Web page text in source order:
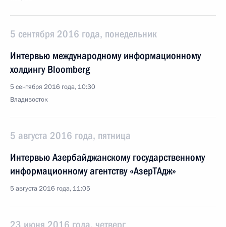
5 сентября 2016 года, понедельник
Интервью международному информационному
холдингу Bloomberg
5 сентября 2016 года, 10:30
Владивосток
5 августа 2016 года, пятница
Интервью Азербайджанскому государственному
информационному агентству «АзерТАдж»
5 августа 2016 года, 11:05
23 июня 2016 года, четверг